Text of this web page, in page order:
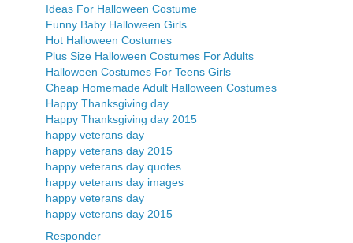
Ideas For Halloween Costume
Funny Baby Halloween Girls
Hot Halloween Costumes
Plus Size Halloween Costumes For Adults
Halloween Costumes For Teens Girls
Cheap Homemade Adult Halloween Costumes
Happy Thanksgiving day
Happy Thanksgiving day 2015
happy veterans day
happy veterans day 2015
happy veterans day quotes
happy veterans day images
happy veterans day
happy veterans day 2015
Responder